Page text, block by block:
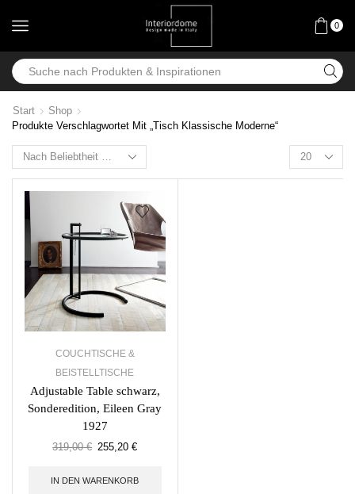
0
Start
Shop
Produkte Verschlagwortet Mit „Tisch Klassische Moderne“
COUCHTISCHE &
BEISTELLTISCHE
Adjustable Table schwarz,
Sonderedition, Eileen Gray
1927
319,00€ 255,20€
IN DEN WARENKORB